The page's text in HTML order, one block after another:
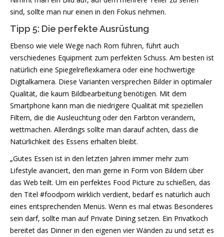
sind, sollte man nur einen in den Fokus nehmen.
Tipp 5: Die perfekte Ausrüstung
Ebenso wie viele Wege nach Rom führen, führt auch
verschiedenes Equipment zum perfekten Schuss. Am besten ist
natürlich eine Spiegelreflexkamera oder eine hochwertige
Digitalkamera. Diese Varianten versprechen Bilder in optimaler
Qualität, die kaum Bildbearbeitung benötigen. Mit dem
Smartphone kann man die niedrigere Qualität mit speziellen
Filtern, die die Ausleuchtung oder den Farbton verändern,
wettmachen. Allerdings sollte man darauf achten, dass die
Natürlichkeit des Essens erhalten bleibt.
„Gutes Essen ist in den letzten Jahren immer mehr zum
Lifestyle avanciert, den man gerne in Form von Bildern über
das Web teilt. Um ein perfektes Food Picture zu schießen, das
den Titel #foodporn wirklich verdient, bedarf es natürlich auch
eines entsprechenden Menüs. Wenn es mal etwas Besonderes
sein darf, sollte man auf Private Dining setzen. Ein Privatkoch
bereitet das Dinner in den eigenen vier Wänden zu und setzt es